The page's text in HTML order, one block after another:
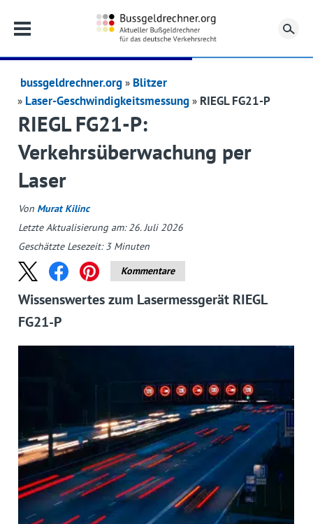
bussgeldrechner.org
Blitzer
Laser-Geschwindigkeitsmessung
RIEGL FG21-P
RIEGL FG21-P:
Verkehrsüberwachung per
Laser
Von Murat Kilinc
Letzte Aktualisierung am: 26. Juli 2026
Geschätzte Lesezeit:3 Minuten
Kommentare
Wissenswertes zum Lasermessgerät RIEGL
FG21-P